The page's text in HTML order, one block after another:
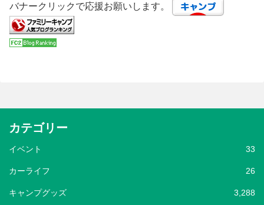
バナークリックで応援お願いします。
カテゴリー
イベント 33
カーライフ 26
キャンプグッズ 3,288